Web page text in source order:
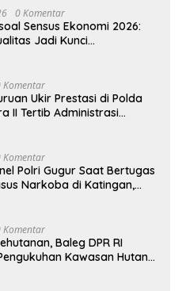
0 Komentar
Sensus Ekonomi 2026:
Jadi Kunci
Komentar
Ukir Prestasi di Polda
II Tertib Administrasi
Komentar
Polri Gugur Saat Bertugas
Narkoba di Katingan,
Komentar
Baleg DPR RI
Kawasan Hutan